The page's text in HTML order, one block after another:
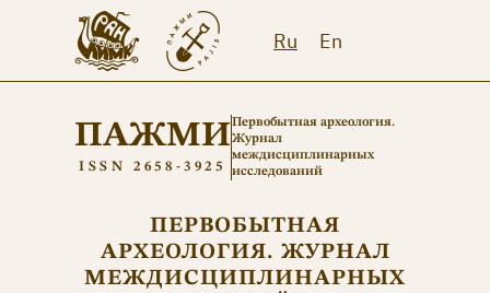
Ru En
ПАЖМИ
ISSN 2658-3925
Первобытная археология.
Журнал
междисциплинарных
исследований
ПЕРВОБЫТНАЯ
АРХЕОЛОГИЯ. ЖУРНАЛ
МЕЖДИСЦИПЛИНАРНЫХ